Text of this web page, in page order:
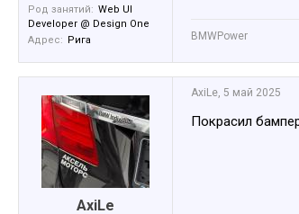
Род занятий: Web UI
Developer @ Design One
Адрес: Рига BMWPower
AxiLe
AxiLe, 5 май 2025
Покрасил